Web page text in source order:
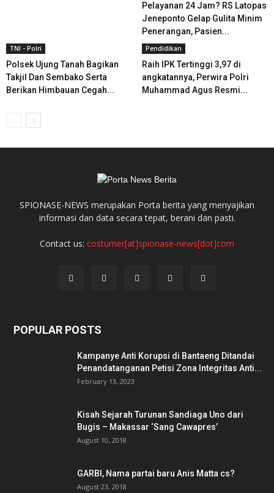
Pelayanan 24 Jam? RS Latopas
Jeneponto Gelap Gulita Minim
Penerangan, Pasien...
TNI - Polri
Polsek Ujung Tanah Bagikan
Takjil Dan Sembako Serta
Berikan Himbauan Cegah...
Pendidikan
Raih IPK Tertinggi 3,97 di
angkatannya, Perwira Polri
Muhammad Agus Resmi...
SPIONASE-NEWS merupakan Porta berita yang menyajikan
informasi dan data secara tepat, berani dan pasti.
Contact us: costumer[at]spionase-news[dot]com
POPULAR POSTS
Kampanye Anti Korupsi di Bantaeng Ditandai
Penandatanganan Petisi Zona Integritas Anti...
February 13, 2023
Kisah Sejarah Turunan Sandiaga Uno dari
Bugis – Makassar ‘Sang Cawapres’
August 10, 2018
GARBI, Nama partai baru Anis Matta cs?
August 23, 2018